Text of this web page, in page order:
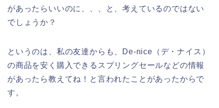
があったらいいのに、、、と、考えているのではない
でしょうか？
というのは、私の友達からも、De-nice（デ・ナイス）
の商品を安く購入できるスプリングセールなどの情報
があったら教えてね！と言われたことがあったからで
す。